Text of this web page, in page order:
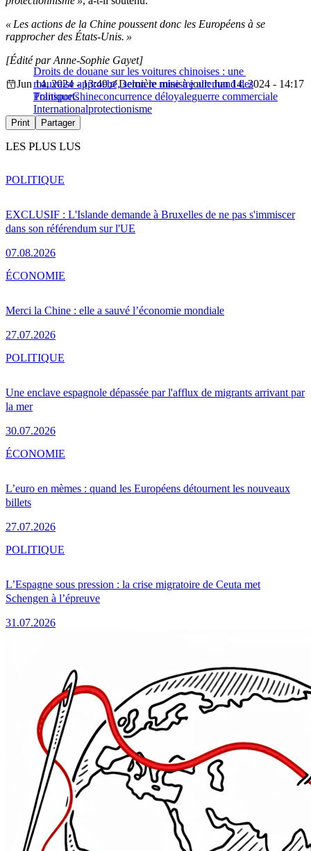
« Les actions de la Chine poussent donc les Européens à se
rapprocher des États-Unis. »
Droits de douane sur les voitures chinoises : une
mauvaise approche, selon le ministre allemand des
Transports
[Édité par Anne-Sophie Gayet]
Jun 14, 2024 - 13:49
Dernière mise à jour: Jun 14, 2024 - 14:17
PolitiqueChineconcurrence déloyaleguerre commerciale
Internationalprotectionisme
Print Partager
LES PLUS LUS
EXCLUSIF : L'Islande demande à Bruxelles de ne pas s'immiscer
dans son référendum sur l'UE
07.08.2026
POLITIQUE
Merci la Chine : elle a sauvé l’économie mondiale
27.07.2026
ÉCONOMIE
Une enclave espagnole dépassée par l'afflux de migrants arrivant par
la mer
30.07.2026
POLITIQUE
L’euro en mèmes : quand les Européens détournent les nouveaux
billets
27.07.2026
ÉCONOMIE
L’Espagne sous pression : la crise migratoire de Ceuta met
Schengen à l’épreuve
31.07.2026
POLITIQUE